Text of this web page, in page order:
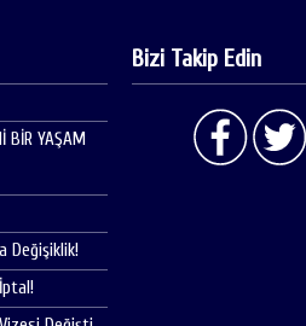
BİR YAŞAM
Değişiklik!
Bizi Takip Edin